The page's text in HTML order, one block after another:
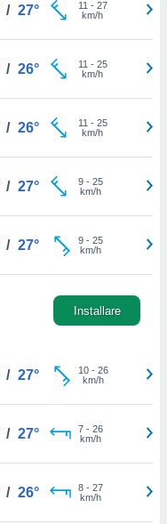
/ 27° 11 - 27
km/h
/ 26° 11 - 25
km/h
/ 26° 11 - 25
km/h
/ 27° 9- 25
km/h
/ 27° 9- 25
km/h
Installare
/ 27° 10- 26
km/h
/ 27° 7- 26
km/h
/ 26° 8- 27
km/h